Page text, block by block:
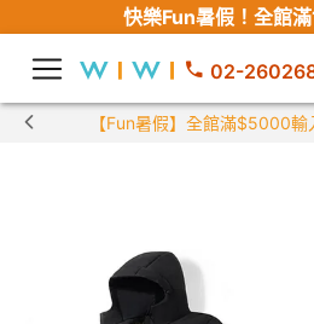
快樂Fun暑假！ 全館
02-
【Fun暑假】全館滿$5000